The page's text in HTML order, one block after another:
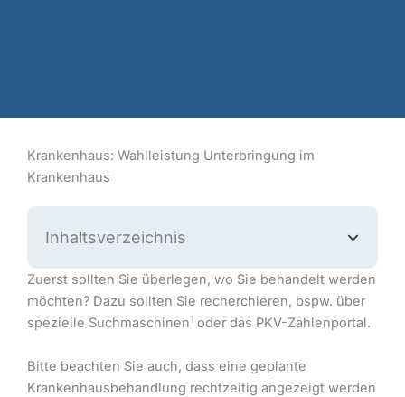
Krankenhaus: Wahlleistung Unterbringung im
Krankenhaus
Inhaltsverzeichnis
Zuerst sollten Sie überlegen, wo Sie behandelt werden
möchten? Dazu sollten Sie recherchieren, bspw. über
spezielle Suchmaschinen1 oder das PKV-Zahlenportal.
Bitte beachten Sie auch, dass eine geplante
Krankenhausbehandlung rechtzeitig angezeigt werden